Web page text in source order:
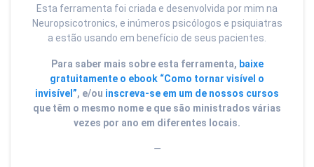
Esta ferramenta foi criada e desenvolvida por mim na
Neuropsicotronics, e inúmeros psicólogos e psiquiatras
a estão usando em benefício de seus pacientes.
Para saber mais sobre esta ferramenta, baixe
gratuitamente o ebook “Como tornar visível o
invisível”, e/ou inscreva-se em um de nossos cursos
que têm o mesmo nome e que são ministrados várias
vezes por ano em diferentes locais.
—